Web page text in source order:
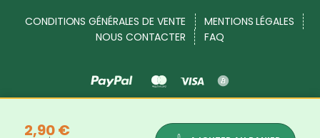
CONDITIONS GÉNÉRALES DE VENTE
MENTIONS LÉGALES
NOUS CONTACTER
FAQ
Source Shop © 2017 - 2026. Tous droits réservés
2,90 €